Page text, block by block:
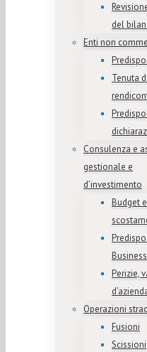
del
Enti non
Tenuta
Consulenza e
gestionale e
d’investimento
Budget
Perizie,
Operazioni
Fusioni
Scissioni